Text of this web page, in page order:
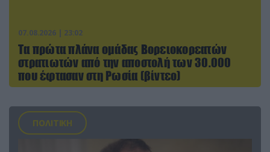
07.08.2026 | 23:02
Τα πρώτα πλάνα ομάδας Βορειοκορεατών
στρατιωτών από την αποστολή των 30.000
που έφτασαν στη Ρωσία (βίντεο)
ΠΟΛΙΤΙΚΗ